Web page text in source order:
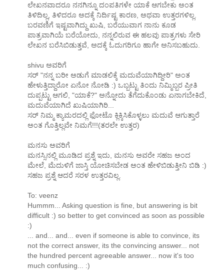
ಲೇಖನವಾದರೂ ನನಗಿನ್ನೂ ದಂಪತಿಗಳೇ ಯಾಕೆ ಆಗಬೇಕು ಅಂತ
ತಿಳಿದಿಲ್ಲ, ತಿಳಿದರೂ ಅದಕ್ಕೆ ನಿರ್ದಿಷ್ಟ ಕಾರಣ, ಅಥವಾ ಉತ್ತರಗಳಿಲ್ಲ.
ಬರವಣಿಗೆ ಇಷ್ಟವಾಗಿದ್ದು ಖುಷಿ, ಬರೆಯುವಾಗ ನಾನು ಕೂಡ
ಪಾತ್ರವಾಗಿಯೆ ಬರೆಯೋದು, ನನ್ನಲಿರುವ ಈ ಹಲವು ಪಾತ್ರಗಳು ಸೇರಿ
ಲೇಖನ ಬರೆಸಿಬಿಡುತ್ತವೆ, ಅದಕ್ಕೆ ಓದುಗರಿಗೂ ಹಾಗೇ ಅನಿಸಬಹುದು.
shivu ಅವರಿಗೆ
ಸರ್ "ನನ್ನ ಬರೀ ಅಡುಗೆ ಮಾಡಲಿಕ್ಕೆ ಮದುವೆಯಾಗಿದ್ದೀರಿ" ಅಂತ
ಹೇಳುತ್ತಿದ್ದಾರೋ ಏನೋ ನೋಡಿ :) ಒಬ್ಬಟ್ಟು ತಿಂದು ನಿಮ್ಮಿಬ್ಬರ ಪ್ರೀತಿ
ದುಪ್ಪಟ್ಟು ಆಗಲಿ, "ಯಾಕೆ?" ಅನ್ನೋದು ತೆಗೆದುಕೊಂಡು ಏನಾಗಬೇಕಿದೆ,
ಮದುವೆಯಾಗಿದೆ ಖುಷಿಯಾಗಿರಿ...
ಸರ್ ನಿಮ್ಮ ಕ್ಯಾಮರದಲ್ಲಿ ಫೋಟೊ ಕ್ಲಿಕ್ಕಿಸಿಕೊಳ್ಳಲು ಮದುವೆ ಆಗುತ್ತಾರೆ
ಅಂತ ಗೊತ್ತಿಲ್ಲವೇ ನಿಮಗೆ!!!(ತರಲೇ ಉತ್ತರ)
ಮನಸು ಅವರಿಗೆ
ಮನಸ್ಸಿನಲ್ಲಿ ಮೂಡಿದ ಪ್ರಶ್ನೆ ಇದು, ಮನಸು ಅವರೇ ಸಹಜ ಅಂದ
ಮೇಲೆ, ಮೆದುಳಿಗೆ ಜಾಸ್ತಿ ಯೋಚಿಸಬೇಡ ಅಂತ ಹೇಳಿಬಿಡುತ್ತೀನಿ ಬಿಡಿ :)
ಸಹಜ ಪ್ರಶ್ನೆ ಆದರೆ ಸರಳ ಉತ್ತರವಿಲ್ಲ.
To: veenz
Hummm... Asking question is fine, but answering is bit
difficult :) so better to get convinced as soon as possible
:)
... and... and... even if someone is able to convince, its
not the correct answer, its the convincing answer... not
the hundred percent agreeable answer... now it's too
much confusing... :)